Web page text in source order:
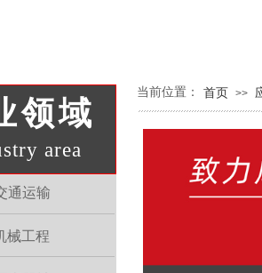
​​当前位置： 首页 >>
领域
area
通运输
械工程